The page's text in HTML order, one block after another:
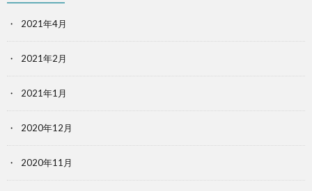
2021年4月
2021年2月
2021年1月
2020年12月
2020年11月